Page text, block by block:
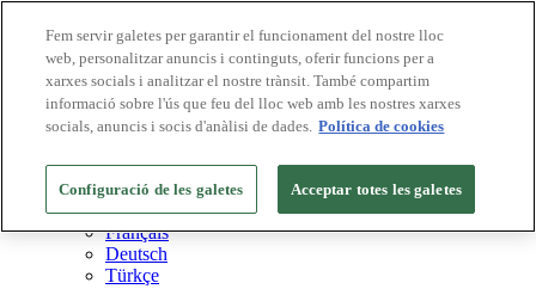
Destinacions Biosphere
Empreses Biosphere
Com valorem
Sobre nosaltres
English
Español
Português
Français
Deutsch
Türkçe
Fem servir galetes per garantir el funcionament del nostre lloc
web, personalitzar anuncis i continguts, oferir funcions per a
xarxes socials i analitzar el nostre trànsit. També compartim
informació sobre l'ús que feu del lloc web amb les nostres xarxes
socials, anuncis i socis d'anàlisi de dades. Política de cookies
Configuració de les galetes Acceptar totes les galetes